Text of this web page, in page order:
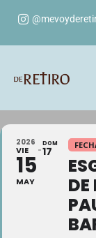
2026
VIE
15
MAY
DOM
17
DE